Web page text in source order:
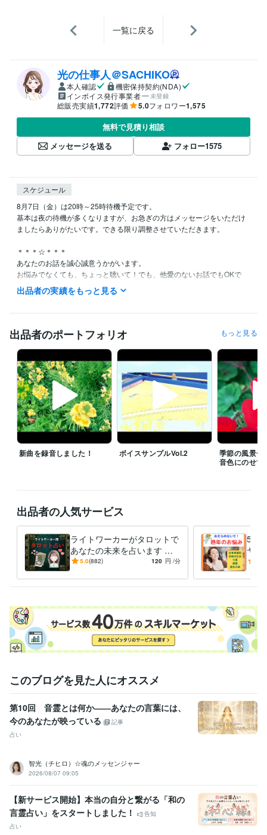
一覧に戻る
光の仕事人＠SACHIKO
本人確認
機密保持契約(NDA)
インボイス発行事業者
未登録
総販売実績1,772評価 5.0フォロワー1,575
無料で見積り相談
メッセージを送る
フォロー1575
スケジュール
8月7日（金）は20時～25時待機予定です。
基本は夜の待機が多くなりますが、お急ぎの方はメッセージをいただけ
ましたらありがたいです。できる限り調整させていただきます。
＊＊＊☆＊＊＊
あなたのお話を誠心誠意うかがいます。
お悩みでなくても、ちょっと聴いて！でも、他愛のないお話でもOKで
す。また一人で寂しい人も、良かったらお話しませんか。
あなたとのご縁を心よりお待ちしております☆
す。また退席中の場合もメッセージにご希望日時の候補を３つほどあげ
ていただきましたら、極力早めに返信をさせていただきます。
お電話をご利用の方は、お話をちゃんと聴かせていただくためにも、通
信が良好な環境にてお電話をいただけましたらありがたいです。
通常サービスはいつでも受け付けております。
クリエイター / 音楽家・作曲家・作詞家 経験年数 : 42年
職歴
カウンセリング・コーチング
音楽家 1979年3月 ~ 現在
ビジネスプロモーター 2014年8月 ~ 現在
フォロワー様500人超え、ありがとうございます！ お陰様でゴールド
え、ありがとうございます！ フォロワー様700人超え、ありがとうご
ざいます！ お陰様で販売実績30になりました！ありがとうございま
す！ おかげさまでプラチナランクになりました！ありがとうござい
ます お陰様で販売実績50になりました！ありがとうございます！ フ
資格・検定
メンタル心理カウンセラー 取得年 : 2020年
日商簿記検定2級 取得年 : 2025年
Word:25年Canva:3年Moneyfoward:2年
Oracle NetSuite:6年
得意分野
悩み相談・カウンセリング
■仕事、人間関係、恋愛などの悩み相談■
タロット・オラクルカード占い
タロット
出品者の実績をもっと見る
出品者のポートフォリオ もっと見る
新曲を録音しました！ ボイスサンプルVol.2
季節の風景〜
音色にのせて
出品者の人気サービス
ライトワーカーがタロットで
あなたの未来を占います 恋
愛・人間関係・お仕事❤️あな
5.0(882) 120 円 /分
50才
ヤし
年・
ご不
このブログを見た人にオススメ
第10回 音霊とは何か――あなたの言葉には、
今のあなたが映っている
記事
占い
智光（チヒロ）☆魂のメッセンジャー
2026/08/07 09:05
【新サービス開始】本当の自分と繋がる「和の
言霊占い」をスタートしました！
告知
占い